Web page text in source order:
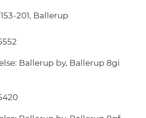
201, Ballerup
Ballerup by, Ballerup 8gi